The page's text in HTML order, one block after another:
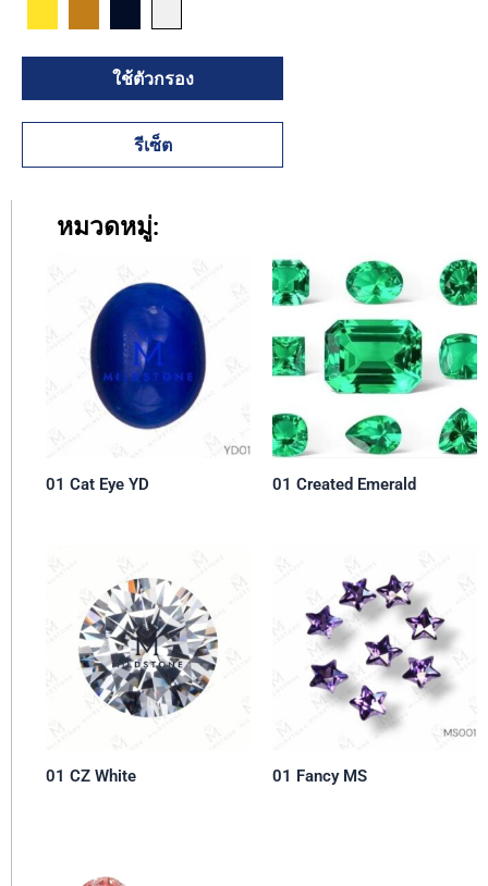
ใช้ตัวกรอง
รีเซ็ต
หมวดหมู่:
01 Cat Eye YD 01 Created Emerald
01 CZ White 01 Fancy MS